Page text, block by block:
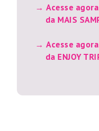
Acesse
da MAIS
Acesse
da ENJOY